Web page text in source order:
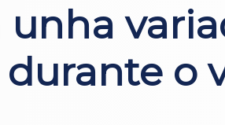
unha
o